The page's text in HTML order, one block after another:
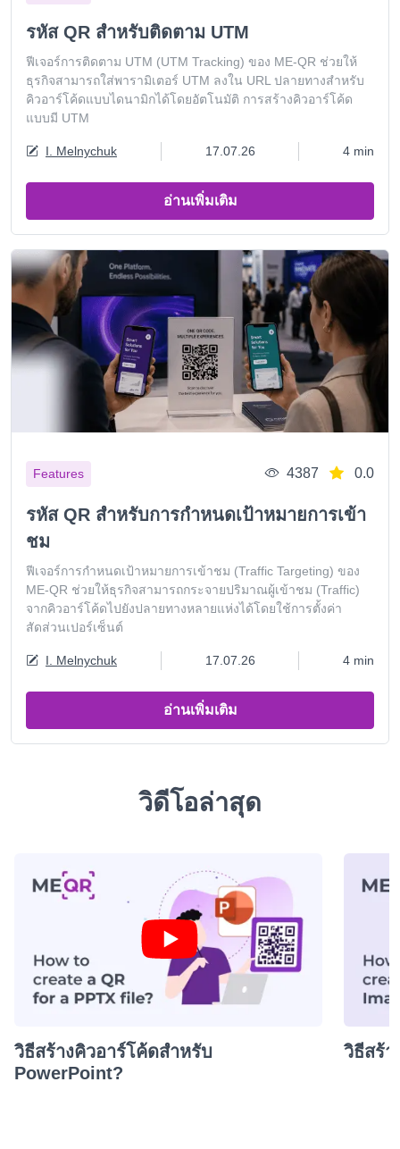
รหัส QR สำหรับติดตาม UTM
ฟีเจอร์การติดตาม UTM (UTM Tracking) ของ ME-QR ช่วยให้
ธุรกิจสามารถใส่พารามิเตอร์ UTM ลงใน URL ปลายทางสำหรับ
คิวอาร์โค้ดแบบไดนามิกได้โดยอัตโนมัติ การสร้างคิวอาร์โค้ด
แบบมี UTM
I. Melnychuk 17.07.26 4 min
อ่านเพิ่มเติม
Features 4387 0.0
รหัส QR สำหรับการกำหนดเป้าหมายการเข้า
ชม
ฟีเจอร์การกำหนดเป้าหมายการเข้าชม (Traffic Targeting) ของ
ME-QR ช่วยให้ธุรกิจสามารถกระจายปริมาณผู้เข้าชม (Traffic)
จากคิวอาร์โค้ดไปยังปลายทางหลายแห่งได้โดยใช้การตั้งค่า
สัดส่วนเปอร์เซ็นต์
I. Melnychuk 17.07.26 4 min
อ่านเพิ่มเติม
วิดีโอล่าสุด
วิธีสร้างคิวอาร์โค้ดสำหรับ
PowerPoint?
วิธีสร้